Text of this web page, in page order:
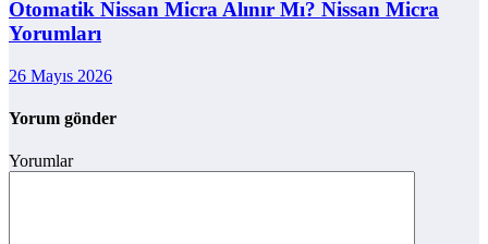
Otomatik Nissan Micra Alınır Mı? Nissan Micra
Yorumları
26 Mayıs 2026
Yorum gönder
Yorumlar